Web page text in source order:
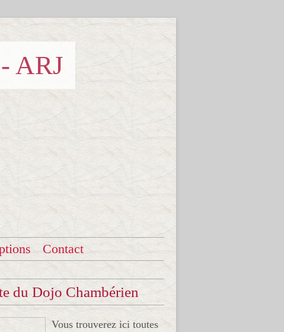
ARJ
Contact
du Dojo Chambérien
Vous trouverez ici toutes